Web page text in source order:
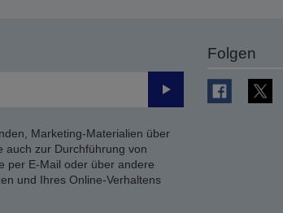
Senden
Marketing-Materialien über
auch zur Durchführung von
per E-Mail oder über andere
und Ihres Online-Verhaltens
Folgen